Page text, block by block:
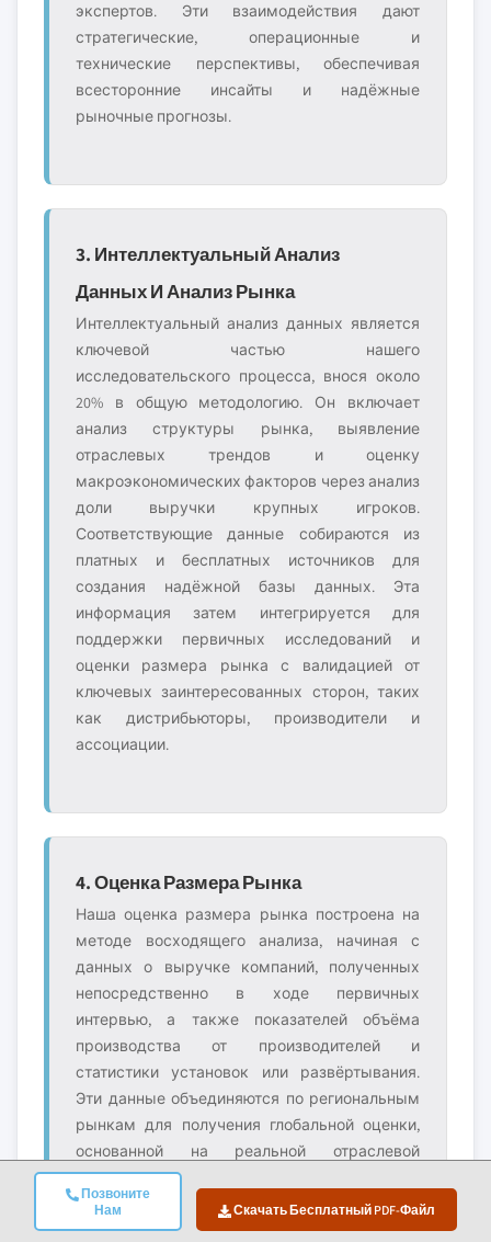
Позвоните
Нам
Скачать Бесплатный PDF-Файл
экспертов. Эти взаимодействия дают
стратегические, операционные и
технические перспективы, обеспечивая
всесторонние инсайты и надёжные
рыночные прогнозы.
3. Интеллектуальный Анализ
Данных И Анализ Рынка
Интеллектуальный анализ данных является
ключевой частью нашего
исследовательского процесса, внося около
20% в общую методологию. Он включает
анализ структуры рынка, выявление
отраслевых трендов и оценку
макроэкономических факторов через анализ
доли выручки крупных игроков.
Соответствующие данные собираются из
платных и бесплатных источников для
создания надёжной базы данных. Эта
информация затем интегрируется для
поддержки первичных исследований и
оценки размера рынка с валидацией от
ключевых заинтересованных сторон, таких
как дистрибьюторы, производители и
ассоциации.
4. Оценка Размера Рынка
Наша оценка размера рынка построена на
методе восходящего анализа, начиная с
данных о выручке компаний, полученных
непосредственно в ходе первичных
интервью, а также показателей объёма
производства от производителей и
статистики установок или развёртывания.
Эти данные объединяются по региональным
рынкам для получения глобальной оценки,
основанной на реальной отраслевой
деятельности.